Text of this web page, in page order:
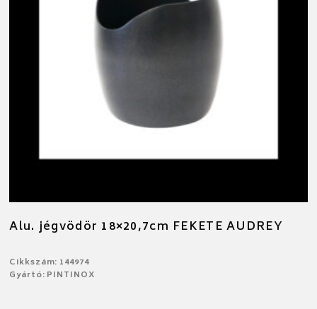
Alu. jégvödör 18×20,7cm FEKETE AUDREY
Cikkszám: 144974
Gyártó: PINTINOX